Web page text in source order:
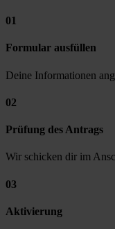
01
Formular ausfüllen
Deine Informationen
02
Prüfung des Antrags
Wir schicken dir im
03
Aktivierung